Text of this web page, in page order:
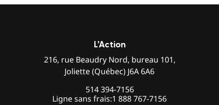
L’Action
216, rue Beaudry Nord, bureau 101,
Joliette (Québec) J6A 6A6
514 394-7156
Ligne sans frais:1 888 767-7156